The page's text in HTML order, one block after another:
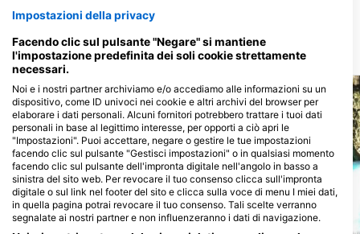
Siti d’immersione nelle vicinanze
Impostazioni della privacy
Facendo clic sul pulsante "Negare" si mantiene
l'impostazione predefinita dei soli cookie strettamente
necessari.
Noi e i nostri partner archiviamo e/o accediamo alle informazioni su un
dispositivo, come ID univoci nei cookie e altri archivi del browser per
elaborare i dati personali. Alcuni fornitori potrebbero trattare i tuoi dati
personali in base al legittimo interesse, per opporti a ciò apri le
"Impostazioni". Puoi accettare, negare o gestire le tue impostazioni
facendo clic sul pulsante "Gestisci impostazioni" o in qualsiasi momento
facendo clic sul pulsante dell'impronta digitale nell'angolo in basso a
sinistra del sito web. Per revocare il tuo consenso clicca sull'impronta
digitale o sul link nel footer del sito e clicca sulla voce di menu I miei dati,
in quella pagina potrai revocare il tuo consenso. Tali scelte verranno
segnalate ai nostri partner e non influenzeranno i dati di navigazione.